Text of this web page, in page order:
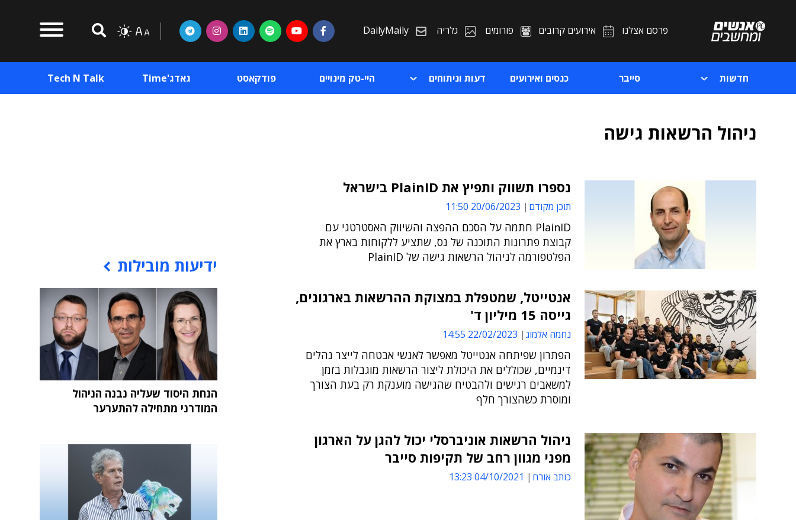
פרסם אצלנו אירועים קרובים פורומים גלריה DailyMaily
חדשות סייבר כנסים ואירועים דעות וניתוחים היי-טק מינויים פודקאסט גאדג'Time Tech N Talk
ניהול הרשאות גישה
נספרו תשווק ותפיץ את PlainID בישראל
תוכן מקודם 20/06/2023 11:50
PlainID חתמה על הסכם ההפצה והשיווק האסטרטגי עם
קבוצת פתרונות התוכנה של נס, שתציע ללקוחות בארץ את
הפלטפורמה לניהול הרשאות גישה של PlainID
אנטייטל, שמטפלת במצוקת ההרשאות בארגונים,
גייסה 15 מיליון ד'
נחמה אלמוג 22/02/2023 14:55
הפתרון שפיתחה אנטייטל מאפשר לאנשי אבטחה לייצר נהלים
דינמיים, שכוללים את היכולת ליצור הרשאות מוגבלות בזמן
למשאבים רגישים ולהבטיח שהגישה מוענקת רק בעת הצורך
ומוסרת כשהצורך חלף
ניהול הרשאות אוניברסלי יכול להגן על הארגון
מפני מגוון רחב של תקיפות סייבר
כותב אורח 04/10/2021 13:23
ידיעות מובילות
הנחת היסוד שעליה נבנה הניהול
המודרני מתחילה להתערער